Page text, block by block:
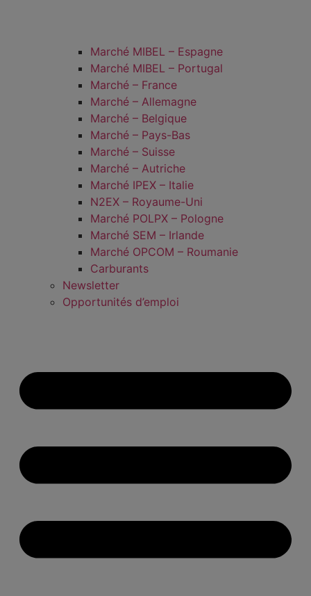
Marché MIBEL – Espagne
Marché MIBEL – Portugal
Marché – France
Marché – Allemagne
Marché – Belgique
Marché – Pays-Bas
Marché – Suisse
Marché – Autriche
Marché IPEX – Italie
N2EX – Royaume-Uni
Marché POLPX – Pologne
Marché SEM – Irlande
Marché OPCOM – Roumanie
Carburants
Newsletter
Opportunités d’emploi